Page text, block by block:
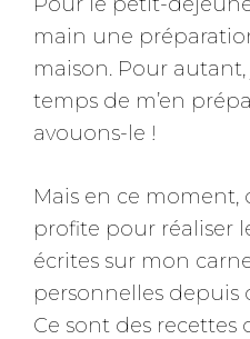
main une
maison. Pour autant,
temps de m’en
avouons-le !
Mais en ce moment,
profite pour réaliser
écrites sur mon
personnelles depuis
Ce sont des recettes